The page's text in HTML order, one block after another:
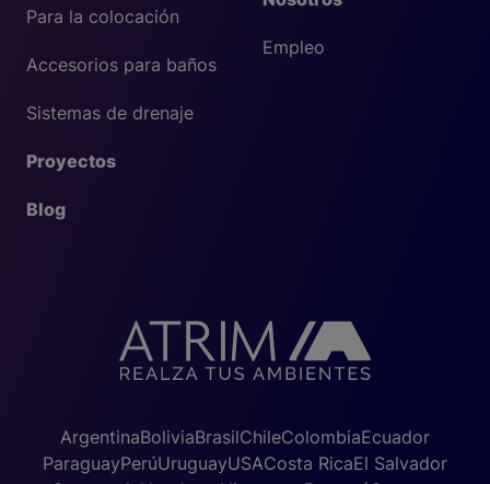
Empleo
Para la colocación
Accesorios para baños
Sistemas de drenaje
Proyectos
Blog
ArgentinaBoliviaBrasilChileColombiaEcuador
ParaguayPerúUruguayUSACosta RicaEl Salvador